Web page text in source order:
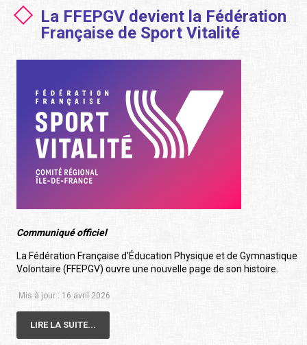
La FFEPGV devient la Fédération
Française de Sport Vitalité
Communiqué officiel
La Fédération Française d'Éducation Physique et de Gymnastique
Volontaire (FFEPGV) ouvre une nouvelle page de son histoire.
Mis à jour : 16 avril 2026
LIRE LA SUITE...